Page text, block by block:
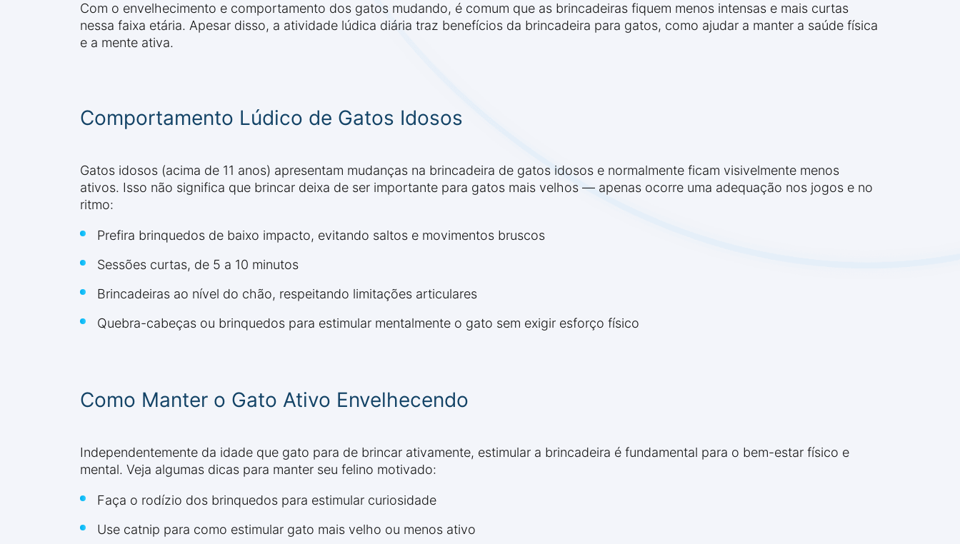
Com o envelhecimento e comportamento dos gatos mudando, é comum que as brincadeiras fiquem menos intensas e mais curtas
nessa faixa etária. Apesar disso, a atividade lúdica diária traz benefícios da brincadeira para gatos, como ajudar a manter a saúde física
e a mente ativa.
Comportamento Lúdico de Gatos Idosos
Gatos idosos (acima de 11 anos) apresentam mudanças na brincadeira de gatos idosos e normalmente ficam visivelmente menos
ativos. Isso não significa que brincar deixa de ser importante para gatos mais velhos — apenas ocorre uma adequação nos jogos e no
ritmo:
Prefira brinquedos de baixo impacto, evitando saltos e movimentos bruscos
Sessões curtas, de 5 a 10 minutos
Brincadeiras ao nível do chão, respeitando limitações articulares
Quebra-cabeças ou brinquedos para estimular mentalmente o gato sem exigir esforço físico
Como Manter o Gato Ativo Envelhecendo
Independentemente da idade que gato para de brincar ativamente, estimular a brincadeira é fundamental para o bem-estar físico e
mental. Veja algumas dicas para manter seu felino motivado:
Faça o rodízio dos brinquedos para estimular curiosidade
Use catnip para como estimular gato mais velho ou menos ativo